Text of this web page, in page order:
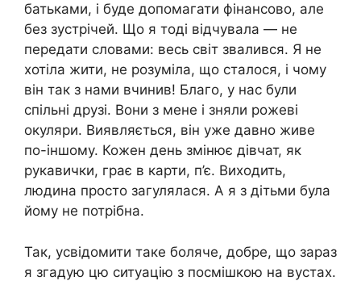
батьками, і буде допомагати фінансово, але
без зустрічей. Що я тоді відчувала — не
передати словами: весь світ звалився. Я не
хотіла жити, не розуміла, що сталося, і чому
він так з нами вчинив! Благо, у нас були
спільні друзі. Вони з мене і зняли рожеві
окуляри. Виявляється, він уже давно живе
по-іншому. Кожен день змінює дівчат, як
рукавички, грає в карти, п’є. Виходить,
людина просто загулялася. А я з дітьми була
йому не потрібна.
Так, усвідомити таке боляче, добре, що зараз
я згадую цю ситуацію з посмішкою на вустах.